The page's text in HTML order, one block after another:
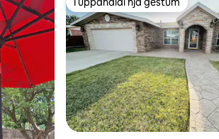
Í uppáhaldi hjá gestum